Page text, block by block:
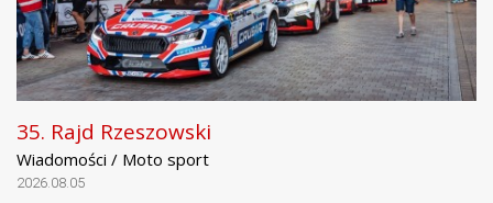
35. Rajd Rzeszowski
Wiadomości / Moto sport
2026.08.05